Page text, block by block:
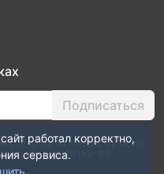
Подписаться
на обработку моих
с законом №152-ФЗ
работал корректно,
сервиса.